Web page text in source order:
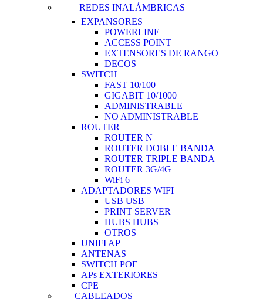
REDES INALÁMBRICAS
EXPANSORES
POWERLINE
ACCESS POINT
EXTENSORES DE RANGO
DECOS
SWITCH
FAST 10/100
GIGABIT 10/1000
ADMINISTRABLE
NO ADMINISTRABLE
ROUTER
ROUTER N
ROUTER DOBLE BANDA
ROUTER TRIPLE BANDA
ROUTER 3G/4G
WiFi 6
ADAPTADORES WIFI
USB USB
PRINT SERVER
HUBS HUBS
OTROS
UNIFI AP
ANTENAS
SWITCH POE
APs EXTERIORES
CPE
CABLEADOS